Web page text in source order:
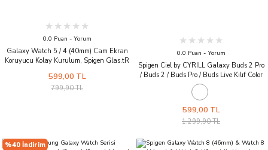
0.0 Puan - Yorum
Galaxy Watch 5 / 4 (40mm) Cam Ekran
Koruyucu Kolay Kurulum, Spigen Glas.tR
599,00 TL
799,90 TL
0.0 Puan - Yorum
Spigen Ciel by CYRILL Galaxy Buds 2 Pro
/ Buds 2 / Buds Pro / Buds Live Kılıf Color
Brick Black
599,00 TL
1.299,90 TL
%40 İndirim